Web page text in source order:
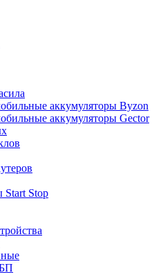
аккумуляторы Byzon
аккумуляторы Gector
Start Stop